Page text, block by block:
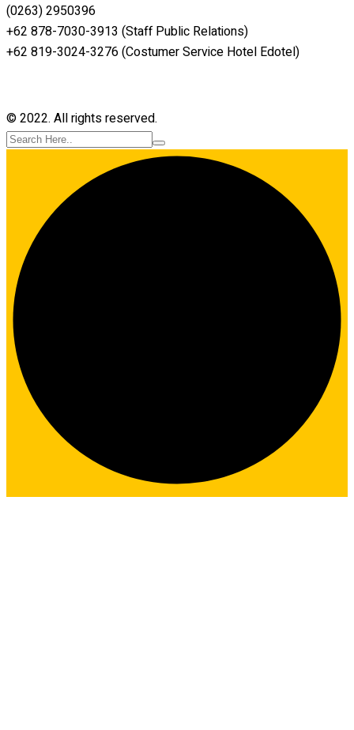
(0263) 2950396
+62 878-7030-3913 (Staff Public Relations)
+62 819-3024-3276 (Costumer Service Hotel Edotel)
© 2022. All rights reserved.